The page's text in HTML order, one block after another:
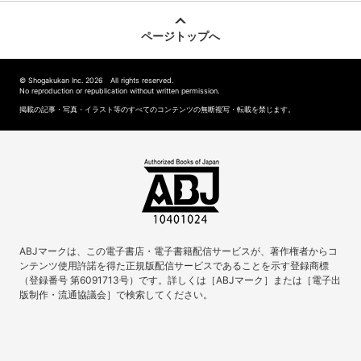
ページトップへ
© Shogakukan Inc. 2026 All rights reserved.
No reproduction or republication without written permission.
掲載の記事・写真・イラスト等のすべてのコンテンツの無断複写・転載を禁じます。
ABJマークは、この電子書店・電子書籍配信サービスが、著作権者からコ
ンテンツ使用許諾を得た正規版配信サービスであることを示す登録商標
（登録番号 第6091713号）です。詳しくは［ABJマーク］または［電子出
版制作・流通協議会］で検索してください。